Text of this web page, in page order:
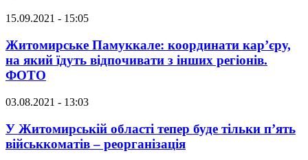
15.09.2021 - 15:05
Житомирське Памуккале: координати кар’єру,
на який їдуть відпочивати з інших регіонів.
ФОТО
03.08.2021 - 13:03
У Житомирській області тепер буде тільки п’ять
військкоматів – реорганізація